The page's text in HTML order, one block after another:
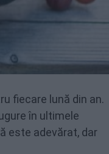
fiecare lună din an.
în ultimele
este adevărat, dar